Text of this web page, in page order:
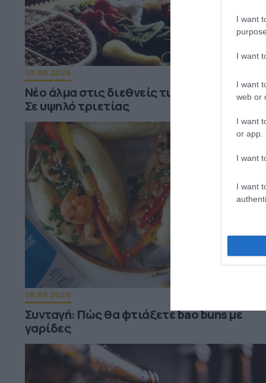
I want
I want
I want
web or
I want
or app.
I want
I want
08.08.2026
Νέο άλμα στις διεθνείς τιμές των
Σε υψηλό τριετίας
08.08.2026
Συνταγή: Πώς θα φτιάξετε bao buns με
γαρίδες